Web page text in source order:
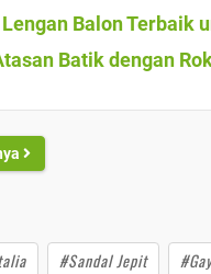
Balon Terbaik
Batik dengan
#Sandal Jepit